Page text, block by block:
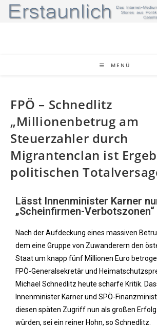
MENÜ
FPÖ – Schnedlitz
„Millionenbetrug am
Steuerzahler durch
Migrantenclan ist
politischen
Lässt Innenminister Karner
„Scheinfirmen-
Nach der Aufdeckung eines massiven
dem eine Gruppe von Zuwanderern den
Staat um knapp fünf Millionen Euro
FPÖ-Generalsekretär und
Michael Schnedlitz heute scharfe Kritik.
Innenminister Karner und SPÖ-
diesen späten Zugriff nun als großen
würden, sei ein reiner Hohn, so Schnedlitz.